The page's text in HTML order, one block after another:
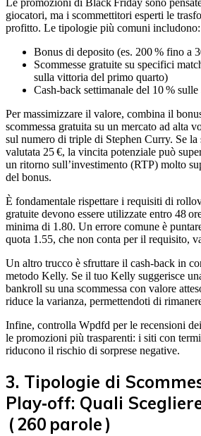
giocatori, ma i scommettitori esperti le
profitto. Le tipologie più comuni includono:
Bonus di deposito (es. 200 % fino a
Scommesse gratuite su specifici
sulla vittoria del primo quarto)
Cash‑back settimanale del 10 %
Per massimizzare il valore, combina il
scommessa gratuita su un mercato ad alta
sul numero di triple di Stephen Curry. Se la
valutata 25 €, la vincita potenziale può
un ritorno sull’investimento (RTP) molto
del bonus.
È fondamentale rispettare i requisiti di
gratuite devono essere utilizzate entro 48
minima di 1.80. Un errore comune è
quota 1.55, che non conta per il requisito,
Un altro trucco è sfruttare il cash‑back in
metodo Kelly. Se il tuo Kelly suggerisce
bankroll su una scommessa con valore
riduce la varianza, permettendoti di
Infine, controlla Wpdfd per le recensioni
le promozioni più trasparenti: i siti con
riducono il rischio di sorprese negative.
3. Tipologie di
Play‑off: Quali
( 260 parole )